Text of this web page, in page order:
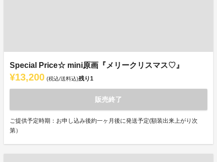
Special Price☆ mini原画『メリークリスマス♡』
¥13,200 (税込/送料込)残り1
販売終了
ご提供予定時期：お申し込み後約一ヶ月後に発送予定(額装出来上がり次
第）